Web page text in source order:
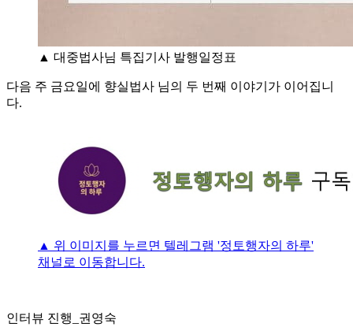
▲ 대중법사님 특집기사 발행일정표
다음 주 금요일에 향실법사 님의 두 번째 이야기가 이어집니
다.
▲ 위 이미지를 누르면 텔레그램 '정토행자의 하루'
채널로 이동합니다.
인터뷰 진행_권영숙